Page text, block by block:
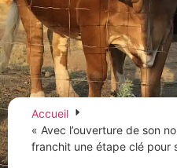
Accueil
« Avec l’ouverture de son
franchit une étape clé pour